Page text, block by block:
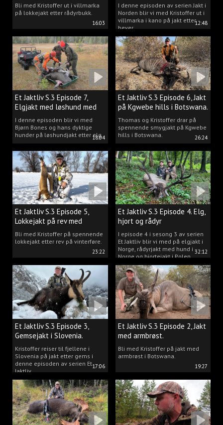
16:03
Bli med Kristoffer ut i villmarka
på lokkejakt etter rådyrbukk.
12:48
I denne episoden av serien Jakt i
Norden blir vi med Kristoffer ut i
villmarka i kano på jakt etter
bever.
18:04
Et Jaktliv S.3 Episode 7,
Elgjakt med løshund med
Bjørn Bones.
I denne episoden blir vi med
Bjørn Bones og hans dyktige
hunder på løshundjakt etter elg.
26:24
Et Jaktliv S.3 Episode 6, Jakt
på Kgwebe hills i Botswana.
Thomas og Kristoffer drar på
spennende smygjakt på Kgwebe
hills i Botswana.
23:22
Et Jaktliv S.3 Episode 5,
Lokkejakt på rev med
Kristoffer Clausen
Bli med Kristoffer på spennende
lokkejakt etter rev på vinterføre.
32:12
Et Jaktliv S.3 Episode 4. Elg,
hjort og rådyr
I episode 4 i sesong 3 av serien
Et Jaktliv blir vi med på elgjakt i
Norge, rådyrjakt med hund i
Norge og hjortejakt i Polen.
17:06
Et Jaktliv S.3 Episode 3,
Gemsejakt i Slovenia.
Kristoffer reiser til fjellene i
Slovenia på jakt etter gems i
denne episoden av serien Et
Jaktliv.
19:27
Et Jaktliv S.3 Episode 2, Jakt
med armbrøst.
Bli med Kristoffer på jakt med
armbrøst i Botswana.